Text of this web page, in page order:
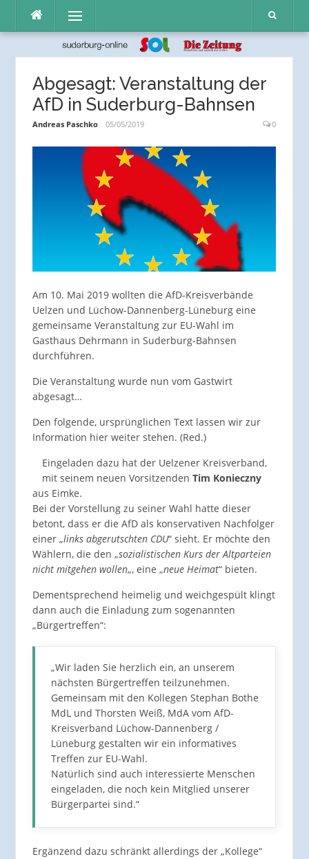
Inhalt
Menü
Abgesagt: Veranstaltung der
AfD in Suderburg-Bahnsen
Andreas Paschko 05/05/2019 0
Am 10. Mai 2019 wollten die AfD-Kreisverbände
Uelzen und Lüchow-Dannenberg-Lüneburg eine
gemeinsame Veranstaltung zur EU-Wahl im
Gasthaus Dehrmann in Suderburg-Bahnsen
durchführen.
Die Veranstaltung wurde nun vom Gastwirt
abgesagt…
Den folgende, ursprünglichen Text lassen wir zur
Information hier weiter stehen. (Red.)
Eingeladen dazu hat der Uelzener Kreisverband,
mit seinem neuen Vorsitzenden Tim Konieczny
aus Eimke.
Bei der Vorstellung zu seiner Wahl hatte dieser
betont, dass er die AfD als konservativen Nachfolger
einer „links abgerutschten CDU“ sieht. Er möchte den
Wählern, die den „sozialistischen Kurs der Altparteien
nicht mitgehen wollen„, eine „neue Heimat“ bieten.
Dementsprechend heimelig und weichgespült klingt
dann auch die Einladung zum sogenannten
„Bürgertreffen“:
„Wir laden Sie herzlich ein, an unserem
nächsten Bürgertreffen teilzunehmen.
Gemeinsam mit den Kollegen Stephan Bothe
MdL und Thorsten Weiß, MdA vom AfD-
Kreisverband Lüchow-Dannenberg /
Lüneburg gestalten wir ein informatives
Treffen zur EU-Wahl.
Natürlich sind auch interessierte Menschen
eingeladen, die noch kein Mitglied unserer
Bürgerpartei sind.“
Ergänzend dazu schränkt allerdings der „Kollege“